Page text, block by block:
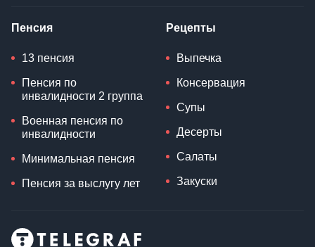
Пенсия
13 пенсия
Пенсия по
инвалидности 2 группа
Военная пенсия по
инвалидности
Минимальная пенсия
Пенсия за выслугу лет
Рецепты
Выпечка
Консервация
Супы
Десерты
Салаты
Закуски